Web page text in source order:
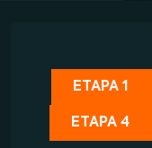
ETAPA 1
ETAPA 4